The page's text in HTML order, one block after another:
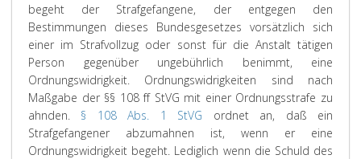
begeht der Strafgefangene, der entgegen den
Bestimmungen dieses Bundesgesetzes vorsätzlich sich
einer im Strafvollzug oder sonst für die Anstalt tätigen
Person gegenüber ungebührlich benimmt, eine
Ordnungswidrigkeit. Ordnungswidrigkeiten sind nach
Maßgabe der §§ 108 ff StVG mit einer Ordnungsstrafe zu
ahnden. § 108 Abs. 1 StVG ordnet an, daß ein
Strafgefangener abzumahnen ist, wenn er eine
Ordnungswidrigkeit begeht. Lediglich wenn die Schuld des